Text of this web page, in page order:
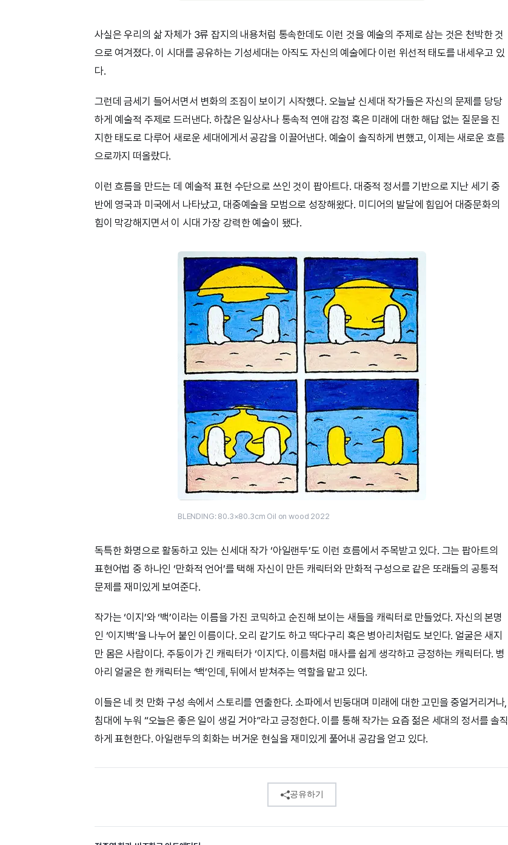
사실은 우리의 삶 자체가 3류 잡지의 내용처럼 통속한데도 이런 것을 예술의 주제로 삼는 것은 천박한 것
으로 여겨졌다. 이 시대를 공유하는 기성세대는 아직도 자신의 예술에다 이런 위선적 태도를 내세우고 있
다.
그런데 금세기 들어서면서 변화의 조짐이 보이기 시작했다. 오늘날 신세대 작가들은 자신의 문제를 당당
하게 예술적 주제로 드러낸다. 하찮은 일상사나 통속적 연애 감정 혹은 미래에 대한 해답 없는 질문을 진
지한 태도로 다루어 새로운 세대에게서 공감을 이끌어낸다. 예술이 솔직하게 변했고, 이제는 새로운 흐름
으로까지 떠올랐다.
이런 흐름을 만드는 데 예술적 표현 수단으로 쓰인 것이 팝아트다. 대중적 정서를 기반으로 지난 세기 중
반에 영국과 미국에서 나타났고, 대중예술을 모범으로 성장해왔다. 미디어의 발달에 힘입어 대중문화의
힘이 막강해지면서 이 시대 가장 강력한 예술이 됐다.
BLENDING: 80.3×80.3cm Oil on wood 2022
독특한 화명으로 활동하고 있는 신세대 작가 ‘아일랜두’도 이런 흐름에서 주목받고 있다. 그는 팝아트의
표현어법 중 하나인 ‘만화적 언어’를 택해 자신이 만든 캐릭터와 만화적 구성으로 같은 또래들의 공통적
문제를 재미있게 보여준다.
작가는 ‘이지’와 ‘백’이라는 이름을 가진 코믹하고 순진해 보이는 새들을 캐릭터로 만들었다. 자신의 본명
인 ‘이지백’을 나누어 붙인 이름이다. 오리 같기도 하고 딱다구리 혹은 병아리처럼도 보인다. 얼굴은 새지
만 몸은 사람이다. 주둥이가 긴 캐릭터가 ‘이지’다. 이름처럼 매사를 쉽게 생각하고 긍정하는 캐릭터다. 병
아리 얼굴은 한 캐릭터는 ‘백’인데, 뒤에서 받쳐주는 역할을 맡고 있다.
이들은 네 컷 만화 구성 속에서 스토리를 연출한다. 소파에서 빈둥대며 미래에 대한 고민을 중얼거리거나,
침대에 누워 “오늘은 좋은 일이 생길 거야”라고 긍정한다. 이를 통해 작가는 요즘 젊은 세대의 정서를 솔직
하게 표현한다. 아일랜두의 회화는 버거운 현실을 재미있게 풀어내 공감을 얻고 있다.
공유하기